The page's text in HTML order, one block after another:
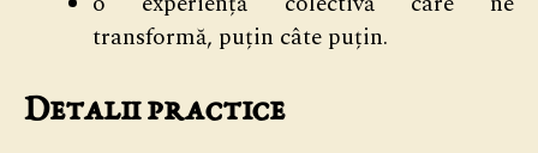
transformă, puțin câte puțin.
Detalii practice